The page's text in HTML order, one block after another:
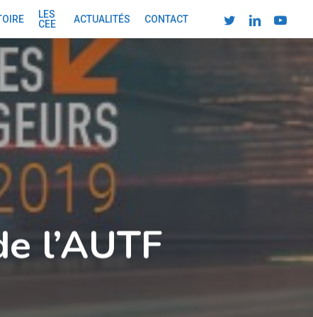
LES
CEE
ACTUALITÉS CONTACT TWITTERLINKEDINYOUTUBE
l’AUTF